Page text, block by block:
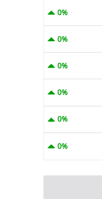
0%
0%
0%
0%
0%
0%